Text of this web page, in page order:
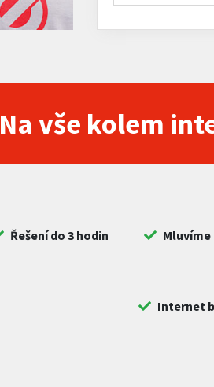
Na vše kolem
Řešení do 3 hodin
Internet